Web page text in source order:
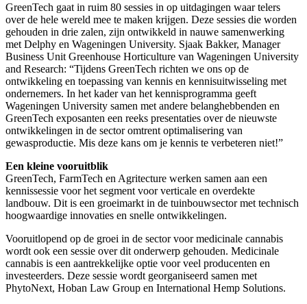
GreenTech gaat in ruim 80 sessies in op uitdagingen waar telers
over de hele wereld mee te maken krijgen. Deze sessies die worden
gehouden in drie zalen, zijn ontwikkeld in nauwe samenwerking
met Delphy en Wageningen University. Sjaak Bakker, Manager
Business Unit Greenhouse Horticulture van Wageningen University
and Research: “Tijdens GreenTech richten we ons op de
ontwikkeling en toepassing van kennis en kennisuitwisseling met
ondernemers. In het kader van het kennisprogramma geeft
Wageningen University samen met andere belanghebbenden en
GreenTech exposanten een reeks presentaties over de nieuwste
ontwikkelingen in de sector omtrent optimalisering van
gewasproductie. Mis deze kans om je kennis te verbeteren niet!”
Een kleine vooruitblik
GreenTech, FarmTech en Agritecture werken samen aan een
kennissessie voor het segment voor verticale en overdekte
landbouw. Dit is een groeimarkt in de tuinbouwsector met technisch
hoogwaardige innovaties en snelle ontwikkelingen.
Vooruitlopend op de groei in de sector voor medicinale cannabis
wordt ook een sessie over dit onderwerp gehouden. Medicinale
cannabis is een aantrekkelijke optie voor veel producenten en
investeerders. Deze sessie wordt georganiseerd samen met
PhytoNext, Hoban Law Group en International Hemp Solutions.